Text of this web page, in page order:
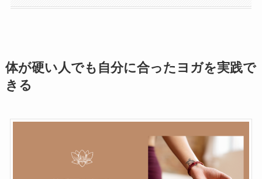
体が硬い人でも自分に合ったヨガを実践で
きる